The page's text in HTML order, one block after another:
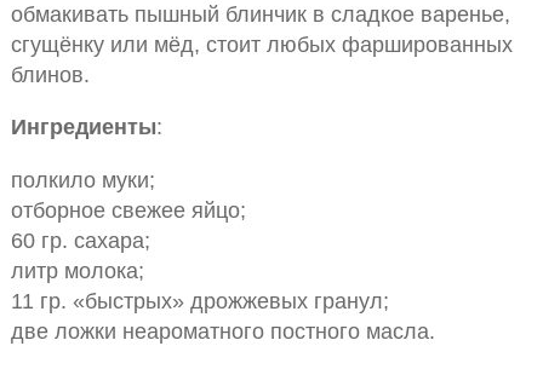
обмакивать пышный блинчик в сладкое варенье,
сгущёнку или мёд, стоит любых фаршированных
блинов.
Ингредиенты:
полкило муки;
отборное свежее яйцо;
60 гр. сахара;
литр молока;
11 гр. «быстрых» дрожжевых гранул;
две ложки неароматного постного масла.